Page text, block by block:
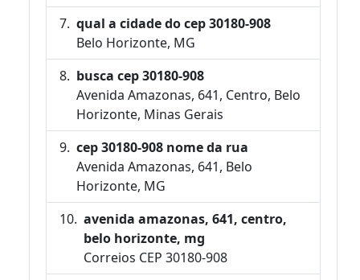
qual a cidade do cep 30180-908
Belo Horizonte, MG
busca cep 30180-908
Avenida Amazonas, 641, Centro, Belo
Horizonte, Minas Gerais
cep 30180-908 nome da rua
Avenida Amazonas, 641, Belo
Horizonte, MG
avenida amazonas, 641, centro,
belo horizonte, mg
Correios CEP 30180-908